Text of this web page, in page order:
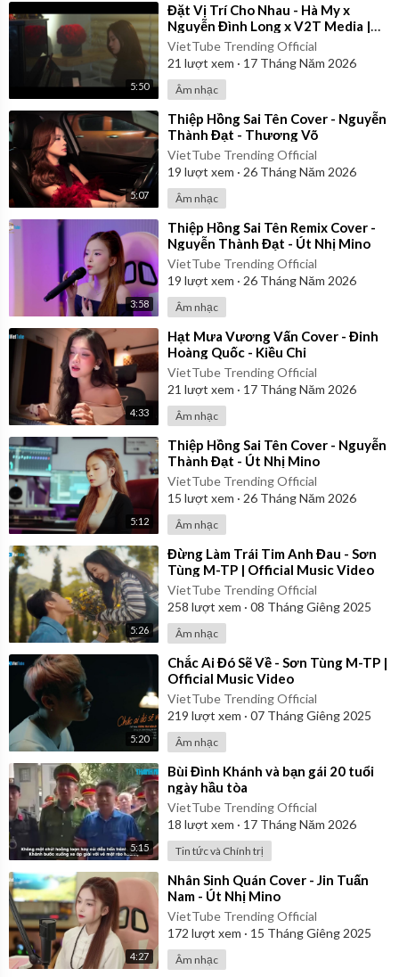
5:50
⁣Đặt Vị Trí Cho Nhau - Hà My x
Nguyễn Đình Long x V2T Media |
Official Music Video
VietTube Trending Official
21 lượt xem · 17 Tháng Năm 2026
Âm nhạc
5:07
⁣Thiệp Hồng Sai Tên Cover - Nguyễn
Thành Đạt - Thương Võ
VietTube Trending Official
19 lượt xem · 26 Tháng Năm 2026
Âm nhạc
3:58
⁣Thiệp Hồng Sai Tên Remix Cover -
Nguyễn Thành Đạt - Út Nhị Mino
VietTube Trending Official
19 lượt xem · 26 Tháng Năm 2026
Âm nhạc
4:33
⁣Hạt Mưa Vương Vấn Cover - Đinh
Hoàng Quốc - Kiều Chi
VietTube Trending Official
21 lượt xem · 17 Tháng Năm 2026
Âm nhạc
5:12
⁣Thiệp Hồng Sai Tên Cover - Nguyễn
Thành Đạt - Út Nhị Mino
VietTube Trending Official
15 lượt xem · 26 Tháng Năm 2026
Âm nhạc
5:26
⁣Đừng Làm Trái Tim Anh Đau - Sơn
Tùng M-TP | Official Music Video
VietTube Trending Official
258 lượt xem · 08 Tháng Giêng 2025
Âm nhạc
5:20
⁣Chắc Ai Đó Sẽ Về - Sơn Tùng M-TP |
Official Music Video
VietTube Trending Official
219 lượt xem · 07 Tháng Giêng 2025
Âm nhạc
5:15
⁣Bùi Đình Khánh và bạn gái 20 tuổi
ngày hầu tòa
VietTube Trending Official
18 lượt xem · 17 Tháng Năm 2026
Tin tức và Chính trị
4:27
⁣Nhân Sinh Quán Cover - Jin Tuấn
Nam - Út Nhị Mino
VietTube Trending Official
172 lượt xem · 15 Tháng Giêng 2025
Âm nhạc